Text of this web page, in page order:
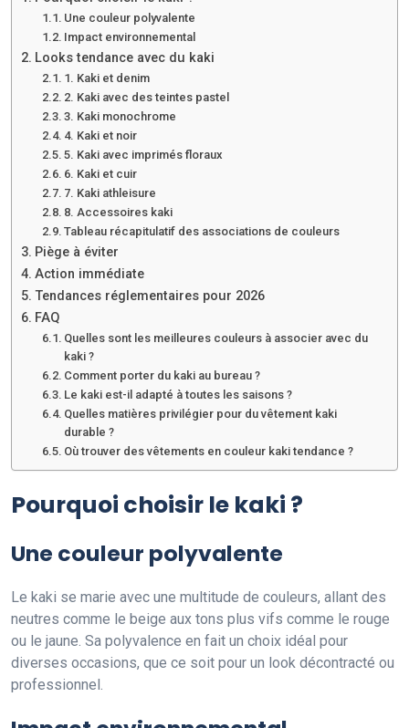
Une couleur polyvalente
Impact environnemental
Looks tendance avec du kaki
1. Kaki et denim
2. Kaki avec des teintes pastel
3. Kaki monochrome
4. Kaki et noir
5. Kaki avec imprimés floraux
6. Kaki et cuir
7. Kaki athleisure
8. Accessoires kaki
Tableau récapitulatif des associations de couleurs
Piège à éviter
Action immédiate
Tendances réglementaires pour 2026
FAQ
Quelles sont les meilleures couleurs à associer avec du
kaki ?
Comment porter du kaki au bureau ?
Le kaki est-il adapté à toutes les saisons ?
Quelles matières privilégier pour du vêtement kaki
durable ?
Où trouver des vêtements en couleur kaki tendance ?
Pourquoi choisir le kaki ?
Une couleur polyvalente
Le kaki se marie avec une multitude de couleurs, allant des
neutres comme le beige aux tons plus vifs comme le rouge
ou le jaune. Sa polyvalence en fait un choix idéal pour
diverses occasions, que ce soit pour un look décontracté ou
professionnel.